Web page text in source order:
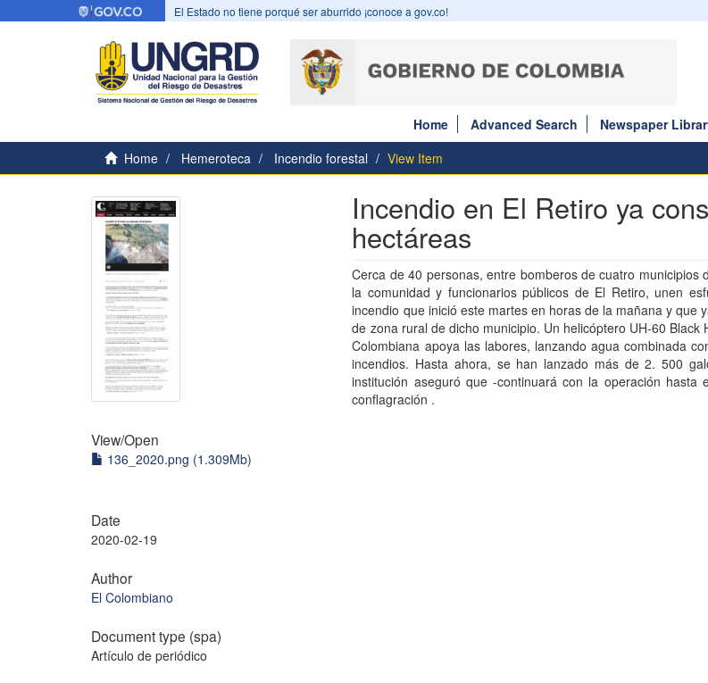
El Estado no tiene porqué ser aburrido ¡conoce a gov.co!
Home Advanced Search Newspaper
Home
Hemeroteca Incendio forestal View Item
View/Open
136_2020.png (1.309Mb)
Date
2020-02-19
Author
El Colombiano
Document type (spa)
Artículo de periódico
Incendio en El Retiro ya
hectáreas
Cerca de 40 personas, entre bomberos de cuatro municipios
la comunidad y funcionarios públicos de El Retiro, unen
incendio que inició este martes en horas de la mañana y que
de zona rural de dicho municipio. Un helicóptero UH-60 Black
Colombiana apoya las labores, lanzando agua combinada
incendios. Hasta ahora, se han lanzado más de 2. 500
institución aseguró que -continuará con la operación hasta
conflagración .